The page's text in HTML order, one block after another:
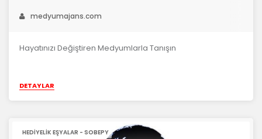
medyumajans.com
Hayatınızı Değiştiren Medyumlarla Tanışın
DETAYLAR
HEDIYELIK EŞYALAR - SOBEPY